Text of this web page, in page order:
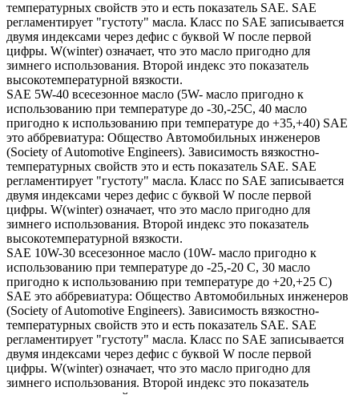
температурных свойств это и есть показатель SAE. SAE
регламентирует "густоту" масла. Класс по SAE записывается
двумя индексами через дефис с буквой W после первой
цифры. W(winter) означает, что это масло пригодно для
зимнего использования. Второй индекс это показатель
высокотемпературной вязкости.
SAE 5W-40 всесезонное масло (5W- масло пригодно к
использованию при температуре до -30,-25С, 40 масло
пригодно к использованию при температуре до +35,+40) SAE
это аббревиатура: Общество Автомобильных инженеров
(Society of Automotive Engineers). Зависимость вязкостно-
температурных свойств это и есть показатель SAE. SAE
регламентирует "густоту" масла. Класс по SAE записывается
двумя индексами через дефис с буквой W после первой
цифры. W(winter) означает, что это масло пригодно для
зимнего использования. Второй индекс это показатель
высокотемпературной вязкости.
SAE 10W-30 всесезонное масло (10W- масло пригодно к
использованию при температуре до -25,-20 С, 30 масло
пригодно к использованию при температуре до +20,+25 С)
SAE это аббревиатура: Общество Автомобильных инженеров
(Society of Automotive Engineers). Зависимость вязкостно-
температурных свойств это и есть показатель SAE. SAE
регламентирует "густоту" масла. Класс по SAE записывается
двумя индексами через дефис с буквой W после первой
цифры. W(winter) означает, что это масло пригодно для
зимнего использования. Второй индекс это показатель